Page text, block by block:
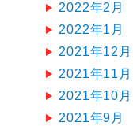
2022年2月
2022年1月
2021年12月
2021年11月
2021年10月
2021年9月